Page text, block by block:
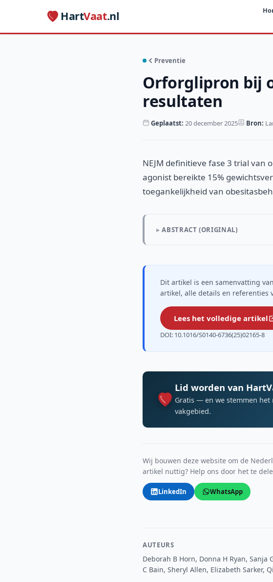
HartVaat.nl
Preventie
Orforglipron bij
resultaten
Geplaatst: 20 december 2025 Bron:
NEJM definitieve fase 3 trial van
agonist bereikte 15%
toegankelijkheid van
ABSTRACT (ORIGINAL)
Dit artikel is een samenvatting
artikel, alle details en referenties
Lees het volledige artikel
DOI: 10.1016/S0140-6736(25)02165-8
Lid worden van
Gratis — en we stemmen
vakgebied.
Wij bouwen deze website om de
artikel nuttig? Help ons door het te
LinkedIn WhatsApp
AUTEURS
Deborah B Horn, Donna H Ryan, Sanja
C Bain, Sheryl Allen, Elizabeth Sarker,